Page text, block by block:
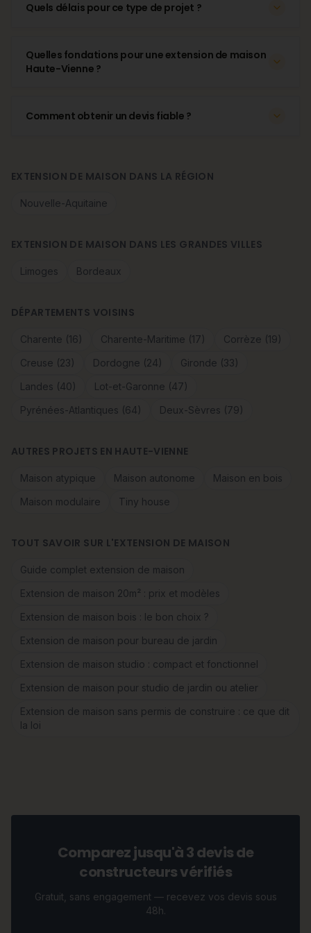
Quels délais pour ce type de projet ?
Quelles fondations pour une extension de maison
Haute-Vienne ?
Comment obtenir un devis fiable ?
EXTENSION DE MAISON DANS LA RÉGION
Nouvelle-Aquitaine
EXTENSION DE MAISON DANS LES GRANDES VILLES
Limoges Bordeaux
DÉPARTEMENTS VOISINS
Charente (16) Charente-Maritime (17)
Corrèze (19)
Creuse (23)
Dordogne (24)
Gironde (33)
Landes (40)
Lot-et-Garonne (47)
Pyrénées-Atlantiques (64)
Deux-Sèvres (79)
AUTRES PROJETS EN HAUTE-VIENNE
Maison atypique Maison autonome
Maison en bois
Maison modulaire
Tiny house
TOUT SAVOIR SUR L'EXTENSION DE MAISON
Guide complet extension de maison
Extension de maison 20m² : prix et modèles
Extension de maison bois : le bon choix ?
Extension de maison pour bureau de jardin
Extension de maison studio : compact et fonctionnel
Extension de maison pour studio de jardin ou atelier
Extension de maison sans permis de construire : ce que dit
la loi
Comparez jusqu'à 3 devis de
constructeurs vérifiés
Gratuit, sans engagement — recevez vos devis sous
48h.